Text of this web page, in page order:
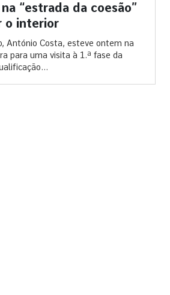
“estrada da coesão”
o interior
António Costa, esteve ontem na
para uma visita à 1.ª fase da